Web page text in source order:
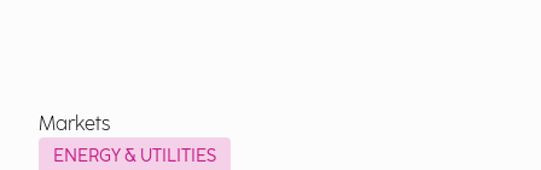
Markets
ENERGY & UTILITIES